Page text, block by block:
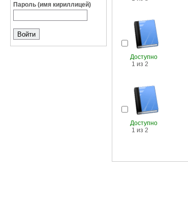
Пароль (имя кириллицей)
Доступно
1 из 2
Доступно
1 из 2